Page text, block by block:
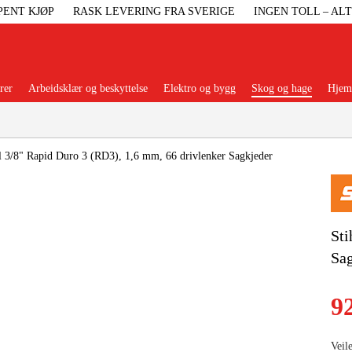
KJØP RASK LEVERING FRA SVERIGE INGEN TOLL –
Populære kategorier
Maskiner
Arbeidsklær og beskyttelse Elektro og bygg Skog og hage
3/8" Rapid Duro 3 (RD3), 1,6 mm, 66 drivlenker Sagkjeder